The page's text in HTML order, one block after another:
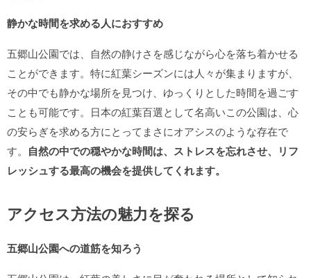
静かな時間を求める人におすすめ
五郷山公園では、自然の静けさを感じながら心を落ち着かせる
ことができます。特に紅葉シーズンには人々が集まりますが、
その中でも静かな場所を見つけ、ゆっくりとした時間を過ごす
ことも可能です。日本の紅葉百選として名高いこの公園は、心
の安らぎを求める方にとってまさにオアシスのような存在で
す。 自然の中での穏やかな時間は、ストレスを忘れさせ、リフ
レッシュする最高の機会を提供してくれます。
アクセス方法の魅力を探る
五郷山公園への道筋を知ろう